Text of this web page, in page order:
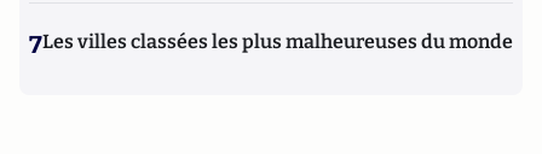
7Les villes classées les plus malheureuses du monde